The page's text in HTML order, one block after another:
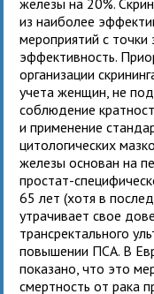
из наиболее
мероприятий с
эффективность.
организации
учета женщин, не
соблюдение
и применение
цитологических
железы основан на
простат-
65 лет (хотя в
утрачивает свое
трансректального
повышении ПСА. В
показано, что это
смертность от рака